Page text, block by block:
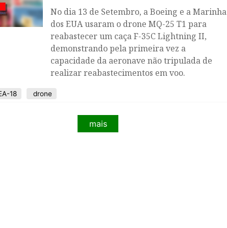
No dia 13 de Setembro, a Boeing e a Marinha
dos EUA usaram o drone MQ-25 T1 para
reabastecer um caça F-35C Lightning II,
demonstrando pela primeira vez a
capacidade da aeronave não tripulada de
realizar reabastecimentos em voo.
18 drone
mais